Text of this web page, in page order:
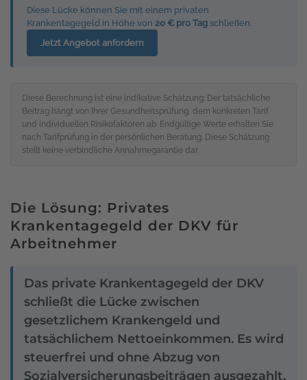
Diese Lücke können Sie mit einem privaten
Krankentagegeld in Höhe von 20 € pro Tag schließen.
Jetzt Angebot anfordern
Diese Berechnung ist eine indikative Schätzung. Der tatsächliche
Beitrag hängt von Ihrer Gesundheitsprüfung, dem konkreten Tarif
und individuellen Risikofaktoren ab. Endgültige Werte erhalten Sie
nach Tarifprüfung in der persönlichen Beratung. Diese Schätzung
stellt keine verbindliche Annahmegarantie dar.
Die Lösung: Privates
Krankentagegeld der DKV für
Arbeitnehmer
Das private Krankentagegeld der DKV
schließt die Lücke zwischen
gesetzlichem Krankengeld und
tatsächlichem Nettoeinkommen. Es wird
steuerfrei und ohne Abzug von
Sozialversicherungsbeiträgen ausgezahlt,